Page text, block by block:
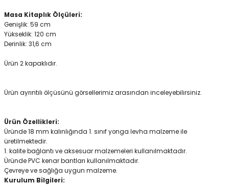
Masa Kitaplık Ölçüleri:
Genişlik: 59 cm
Yükseklik: 120 cm
Derinlik: 31,6 cm
Ürün 2 kapaklıdır.
Ürün ayrıntılı ölçüsünü görsellerimiz arasından inceleyebilirsiniz.
Ürün Özellikleri:
Üründe 18 mm kalınlığında 1. sınıf yonga levha malzeme ile
üretilmektedir.
1. kalite bağlantı ve aksesuar malzemeleri kullanılmaktadır.
Üründe PVC kenar bantları kullanılmaktadır.
Çevreye ve sağlığa uygun malzeme.
Kurulum Bilgileri: